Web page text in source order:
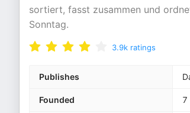
sortiert, fasst zusammen und
Sonntag.
3.9k ratings
Publishes
Founded 7